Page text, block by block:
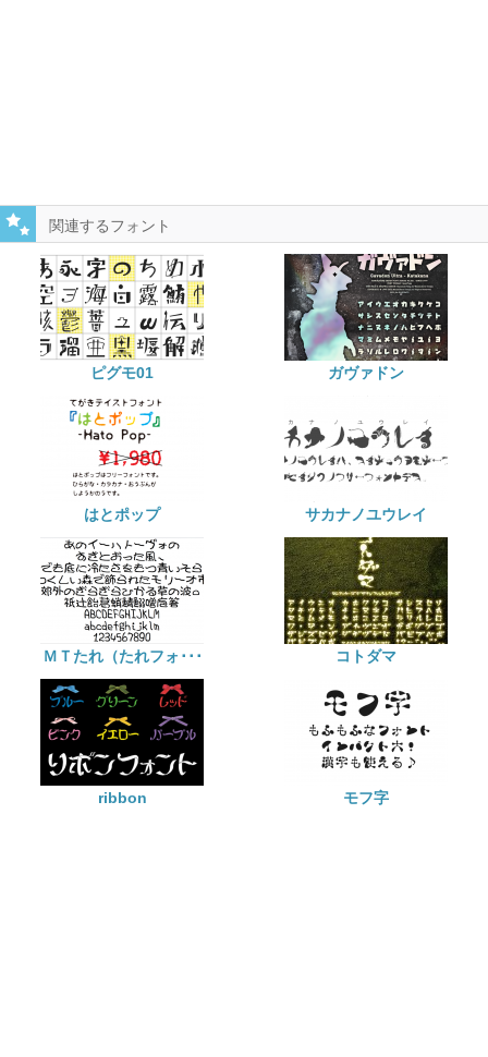
関連するフォント
ピグモ01 ガヴァドン
はとポップ サカナノユウレイ
ＭＴたれ（たれフォ･･･ コトダマ
ribbon モフ字